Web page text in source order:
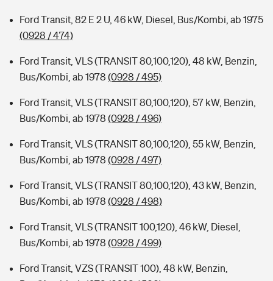
Ford Transit, 82 E 2 U, 46 kW, Diesel, Bus/Kombi, ab 1975
(0928 / 474)
Ford Transit, VLS (TRANSIT 80,100,120), 48 kW, Benzin,
Bus/Kombi, ab 1978 (0928 / 495)
Ford Transit, VLS (TRANSIT 80,100,120), 57 kW, Benzin,
Bus/Kombi, ab 1978 (0928 / 496)
Ford Transit, VLS (TRANSIT 80,100,120), 55 kW, Benzin,
Bus/Kombi, ab 1978 (0928 / 497)
Ford Transit, VLS (TRANSIT 80,100,120), 43 kW, Benzin,
Bus/Kombi, ab 1978 (0928 / 498)
Ford Transit, VLS (TRANSIT 100,120), 46 kW, Diesel,
Bus/Kombi, ab 1978 (0928 / 499)
Ford Transit, VZS (TRANSIT 100), 48 kW, Benzin,